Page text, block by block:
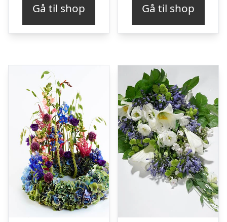
Gå til shop Gå til shop